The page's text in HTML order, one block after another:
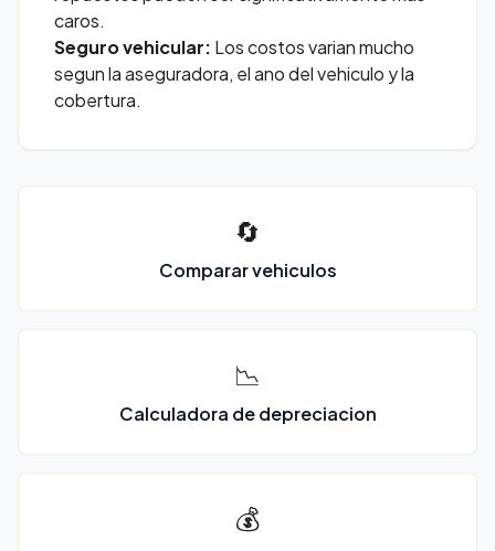
caros.
Seguro vehicular: Los costos varian mucho
segun la aseguradora, el ano del vehiculo y la
cobertura.
🔄
Comparar vehiculos
📉
Calculadora de depreciacion
💰